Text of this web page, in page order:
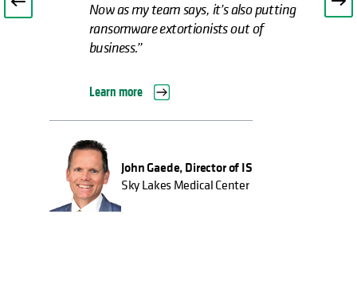
Now as my team says, it’s also putting
ransomware extortionists out of
business.”
Learn more
John Gaede, Director of IS
Sky Lakes Medical Center